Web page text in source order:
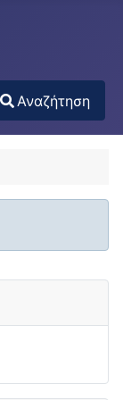
results.
Αναζήτηση